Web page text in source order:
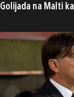
Golijada na Malti